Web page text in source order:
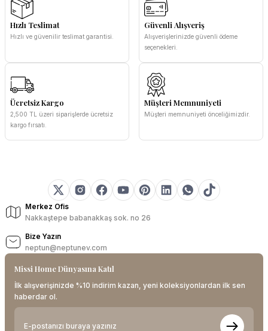
Hızlı Teslimat
Hızlı ve güvenilir teslimat garantisi.
Güvenli Alışveriş
Alışverişlerinizde güvenli ödeme
seçenekleri.
Ücretsiz Kargo
2,500 TL üzeri siparişlerde ücretsiz
kargo fırsatı.
Müşteri Memnuniyeti
Müşteri memnuniyeti önceliğimizdir.
Merkez Ofis
Nakkaştepe babanakkaş sok. no 26
Bize Yazın
neptun@neptunev.com
Missi Home Dünyasına Katıl
İlk alışverişinizde %10 indirim kazan, yeni koleksiyonlardan ilk sen
haberdar ol.